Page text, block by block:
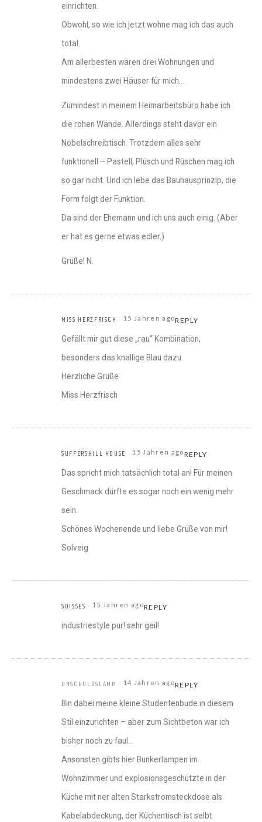
einrichten.
Obwohl, so wie ich jetzt wohne mag ich das auch
total.
Am allerbesten wären drei Wohnungen und
mindestens zwei Häuser für mich…
Zumindest in meinem Heimarbeitsbüro habe ich
die rohen Wände. Allerdings steht davor ein
Nobelschreibtisch. Trotzdem alles sehr
funktionell – Pastell, Plüsch und Rüschen mag ich
so gar nicht. Und ich lebe das Bauhausprinzip, die
Form folgt der Funktion.
Da sind der Ehemann und ich uns auch einig. (Aber
er hat es gerne etwas edler.)
Grüße! N.
MISS HERZFRISCH 15 Jahren agoREPLY
Gefällt mir gut diese „rau“ Kombination,
besonders das knallige Blau dazu.
Herzliche Grüße
Miss Herzfrisch
SUFFERSHILL HOUSE 15 Jahren agoREPLY
Das spricht mich tatsächlich total an! Für meinen
Geschmack dürfte es sogar noch ein wenig mehr
sein.
Schönes Wochenende und liebe Grüße von mir!
Solveig
SOISSES 15 Jahren agoREPLY
industriestyle pur! sehr geil!
UNSCHULDSLAMM 14 Jahren agoREPLY
Bin dabei meine kleine Studentenbude in diesem
Stil einzurichten – aber zum Sichtbeton war ich
bisher noch zu faul…
Ansonsten gibts hier Bunkerlampen im
Wohnzimmer und explosionsgeschützte in der
Küche mit ner alten Starkstromsteckdose als
Kabelabdeckung, der Küchentisch ist selbt